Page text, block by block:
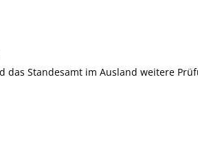
das Standesamt im Ausland weitere